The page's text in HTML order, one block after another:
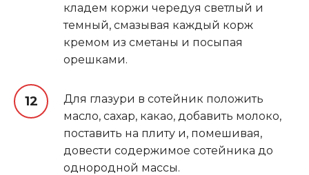
кладем коржи чередуя светлый и
темный, смазывая каждый корж
кремом из сметаны и посыпая
орешками.
Для глазури в сотейник положить
масло, сахар, какао, добавить молоко,
поставить на плиту и, помешивая,
довести содержимое сотейника до
однородной массы.